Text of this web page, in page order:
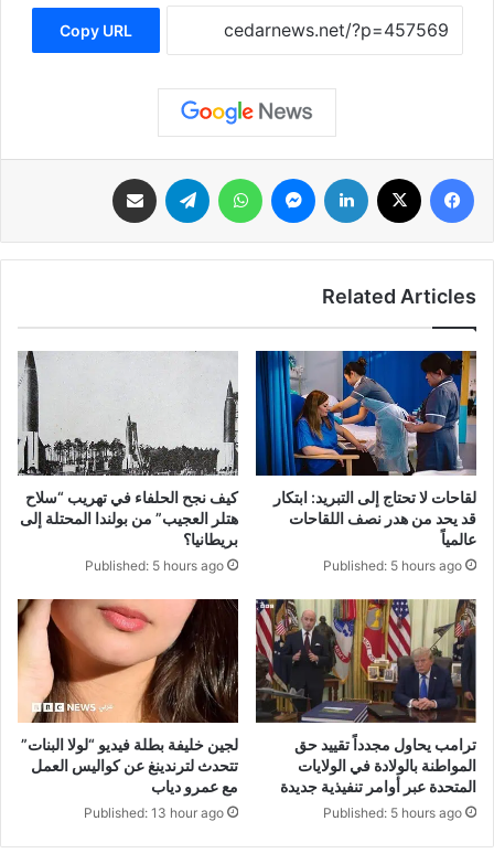
Copy URL
فيسبوك لينكدإن ماسنجر واتساب تيلقرام
Related Articles
لقاحات لا تحتاج إلى التبريد: ابتكار
قد يحد من هدر نصف اللقاحات
عالمياً
Published: 5 hours ago
كيف نجح الحلفاء في تهريب “سلاح
هتلر العجيب” من بولندا المحتلة إلى
بريطانيا؟
Published: 5 hours ago
ترامب يحاول مجدداً تقييد حق
المواطنة بالولادة في الولايات
المتحدة عبر أوامر تنفيذية جديدة
Published: 5 hours ago
لجين خليفة بطلة فيديو “لولا البنات”
تتحدث لترندينغ عن كواليس العمل
مع عمرو دياب
Published: 13 hour ago